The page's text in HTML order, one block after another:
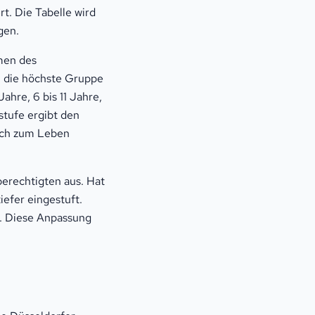
Die Tabelle wird
des
höchste Gruppe
6 bis 11 Jahre,
ergibt den
zum Leben
aus. Hat
eingestuft.
Anpassung